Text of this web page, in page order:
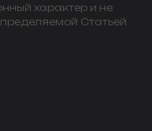
характер и не
Статьей